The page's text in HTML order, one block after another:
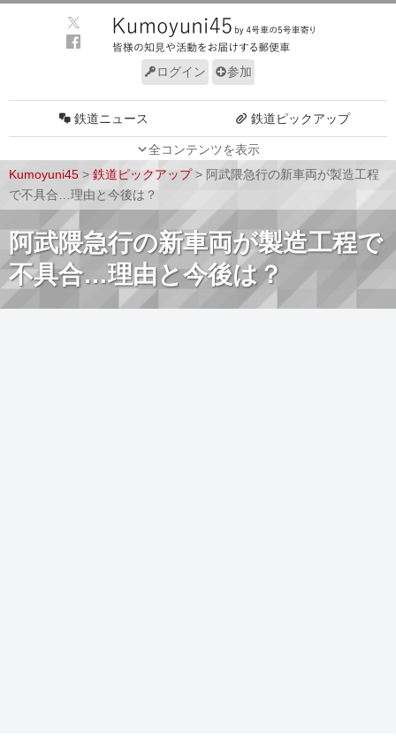
ログイン 参加
全コンテンツを表示
鉄道ニュース 鉄道ピックアップ
車両技術
Kumoyuni45 > 鉄道ピックアップ> 阿武隈急行の新車両が製造工程
で不具合…理由と今後は？
阿武隈急行の新車両が製造工程で
不具合…理由と今後は？